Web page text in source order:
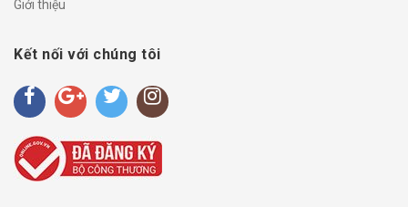
Giới thiệu
Kết nối với chúng tôi